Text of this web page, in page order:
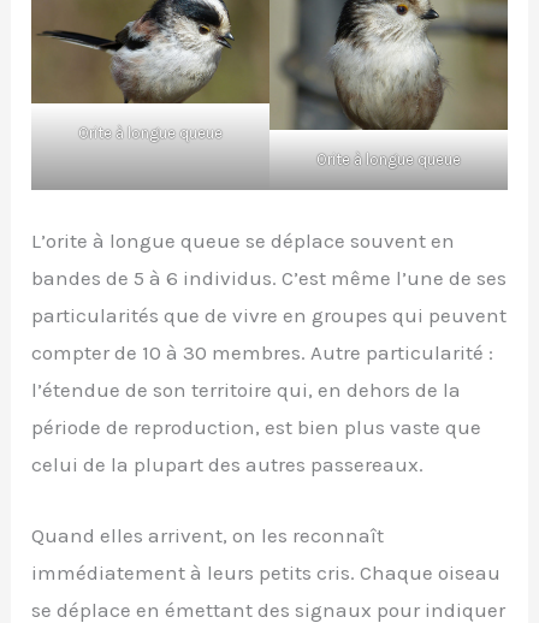
Orite à longue queue
Orite à longue queue
L’orite à longue queue se déplace souvent en
bandes de 5 à 6 individus. C’est même l’une de ses
particularités que de vivre en groupes qui peuvent
compter de 10 à 30 membres. Autre particularité :
l’étendue de son territoire qui, en dehors de la
période de reproduction, est bien plus vaste que
celui de la plupart des autres passereaux.
Quand elles arrivent, on les reconnaît
immédiatement à leurs petits cris. Chaque oiseau
se déplace en émettant des signaux pour indiquer